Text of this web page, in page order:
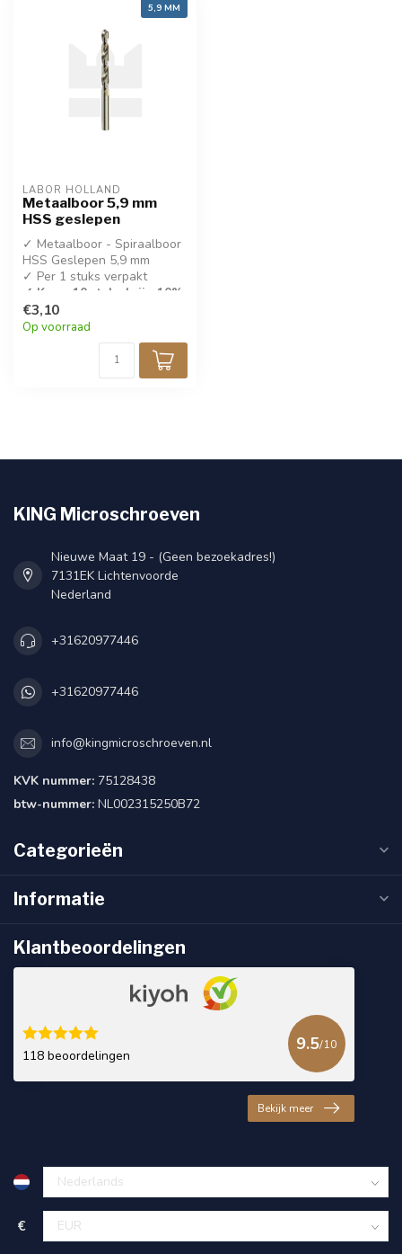
5,9 MM
LABOR HOLLAND
Metaalboor 5,9 mm
HSS geslepen
✓ Metaalboor - Spiraalboor
HSS Geslepen 5,9 mm
✓ Per 1 stuks verpakt
✓ Koop 10 stuks krijg 10%
korting!
€3,10
Op voorraad
KING Microschroeven
Nieuwe Maat 19 - (Geen bezoekadres!)
7131EK Lichtenvoorde
Nederland
+31620977446
+31620977446
info@kingmicroschroeven.nl
KVK nummer: 75128438
btw-nummer: NL002315250B72
Categorieën
Informatie
Klantbeoordelingen
118 beoordelingen
9.5/10
Bekijk meer
€